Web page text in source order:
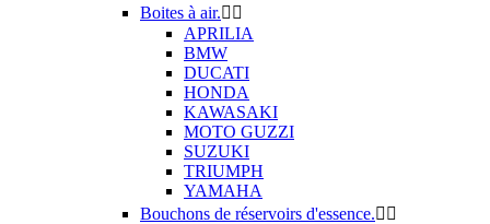
Boites à air. 
APRILIA
BMW
DUCATI
HONDA
KAWASAKI
MOTO GUZZI
SUZUKI
TRIUMPH
YAMAHA
Bouchons de réservoirs d'essence. 